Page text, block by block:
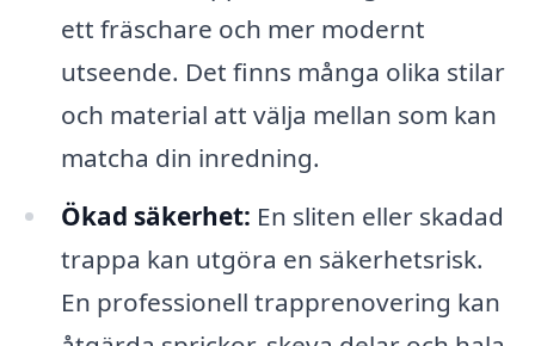
ett fräschare och mer modernt
utseende. Det finns många olika stilar
och material att välja mellan som kan
matcha din inredning.
Ökad säkerhet: En sliten eller skadad
trappa kan utgöra en säkerhetsrisk.
En professionell trapprenovering kan